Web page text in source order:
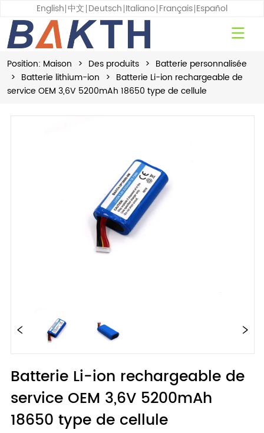
English 中文 Deutsch Italiano Français Español
Position: Maison > Des produits > Batterie personnalisée
> Batterie lithium-ion > Batterie Li-ion rechargeable de
service OEM 3,6V 5200mAh 18650 type de cellule
Batterie Li-ion rechargeable de
service OEM 3,6V 5200mAh
18650 type de cellule